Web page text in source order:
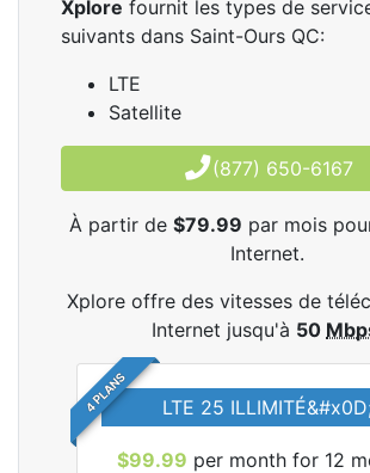
Xplore fournit les types de
suivants dans Saint-Ours QC:
LTE
Satellite
(877) 650-6167
À partir de $79.99 par mois
Internet.
Xplore offre des vitesses de
Internet jusqu'à 50
4 PLANS LTE 25
$99.99 per month for 12